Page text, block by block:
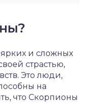
и сложных
страстью,
Это люди,
на
что Скорпионы